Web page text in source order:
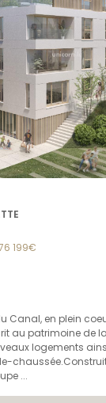
199€
Canal, en plein
au patrimoine de
logements
...